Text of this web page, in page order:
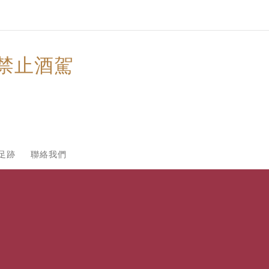
止酒駕
跡 聯絡我們